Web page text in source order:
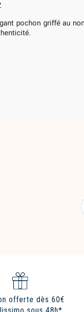
pochon griffé au
offerte dès 60€